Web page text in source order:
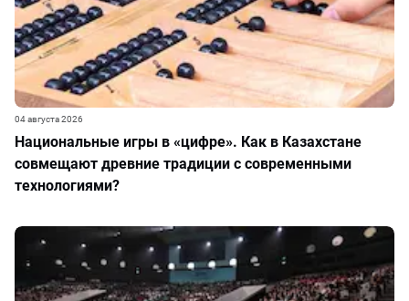
Национальные игры в «цифре». Как в Казахстане
совмещают древние традиции с современными
технологиями?
04 августа 2026